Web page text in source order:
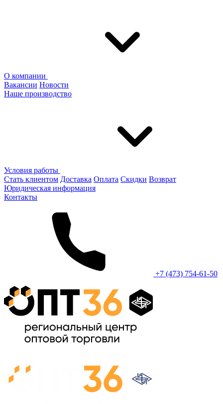
О компании
Вакансии Новости
Наше производство
Условия работы
Стать клиентом Доставка Оплата Скидки Возврат
Юридическая информация
Контакты
+7 (473) 754-61-50